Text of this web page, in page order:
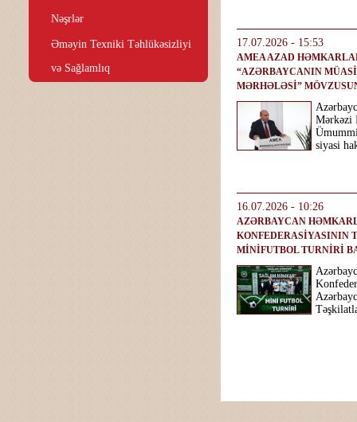
Nəşrlər
Əməyin Texniki Təhlükəsizliyi
və Sağlamlıq
17.07.2026 - 15:53
AMEA AZAD
“AZƏRBAYCANIN
MƏRHƏLƏSİ”
Mərkəzi
siyasi
16.07.2026 - 10:26
AZƏRBAYCAN
MİNİFUTBOL TURNİRİ